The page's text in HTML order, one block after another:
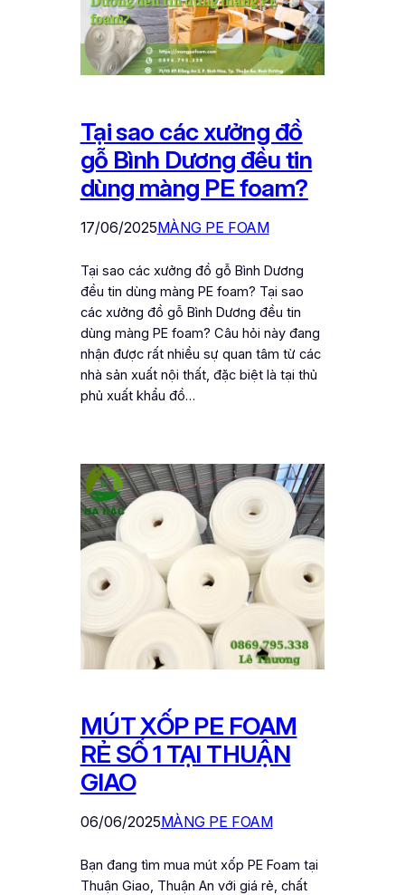
Tại sao các xưởng đồ
gỗ Bình Dương đều tin
dùng màng PE foam?
17/06/2025MÀNG PE FOAM
Tại sao các xưởng đồ gỗ Bình Dương
đều tin dùng màng PE foam? Tại sao
các xưởng đồ gỗ Bình Dương đều tin
dùng màng PE foam? Câu hỏi này đang
nhận được rất nhiều sự quan tâm từ các
nhà sản xuất nội thất, đặc biệt là tại thủ
phủ xuất khẩu đồ…
MÚT XỐP PE FOAM
RẺ SỐ 1 TẠI THUẬN
GIAO
06/06/2025MÀNG PE FOAM
Bạn đang tìm mua mút xốp PE Foam tại
Thuận Giao, Thuận An với giá rẻ, chất